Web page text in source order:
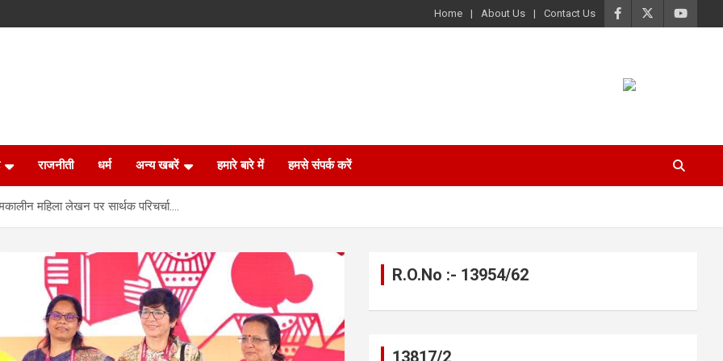
Home About Us Contact Us
राजनीती धर्म अन्य खबरें हमारे बारे में हमसे संपर्क करें
महिला लेखन पर सार्थक परिचर्चा….
R.O.No :- 13954/62
13817/2